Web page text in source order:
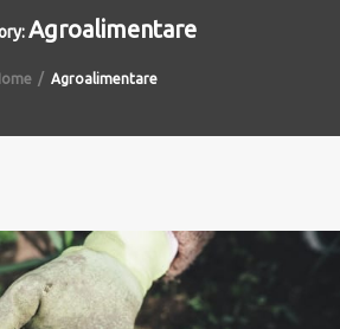
Agroalimentare
Agroalimentare